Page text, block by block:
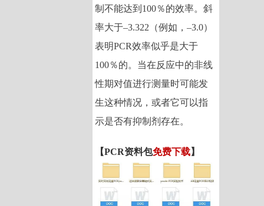
制不能达到 100％的效率。斜
率大于–3.322 （例如，–3.0）
表明PCR效率似乎是大于
100％的。当在反应中的非线
性期对值进行测量时可能发
生这种情况，或者它可以指
示是否有抑制剂存在。
【PCR资料包免费下载】